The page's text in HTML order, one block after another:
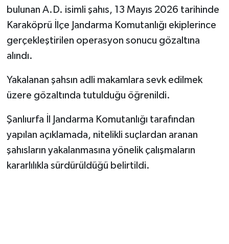
bulunan A.D. isimli şahıs, 13 Mayıs 2026 tarihinde
Karaköprü İlçe Jandarma Komutanlığı ekiplerince
gerçekleştirilen operasyon sonucu gözaltına
alındı.
Yakalanan şahsın adli makamlara sevk edilmek
üzere gözaltında tutulduğu öğrenildi.
Şanlıurfa İl Jandarma Komutanlığı tarafından
yapılan açıklamada, nitelikli suçlardan aranan
şahısların yakalanmasına yönelik çalışmaların
kararlılıkla sürdürüldüğü belirtildi.